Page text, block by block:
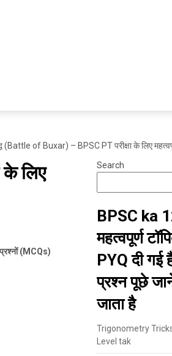
(Battle of Buxar) – BPSC PT परीक्षा के लिए
के लिए
(MCQs)
Search
BPSC ka
महत्वपूर्ण
PYQ दी
प्रश्न पूछे
जाता है
Trigonometry
Level tak